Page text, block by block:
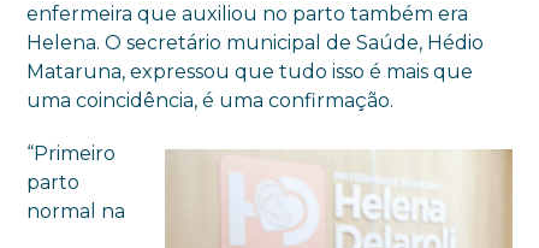
enfermeira que auxiliou no parto também era
Helena. O secretário municipal de Saúde, Hédio
Mataruna, expressou que tudo isso é mais que
uma coincidência, é uma confirmação.
“Primeiro
parto
normal na